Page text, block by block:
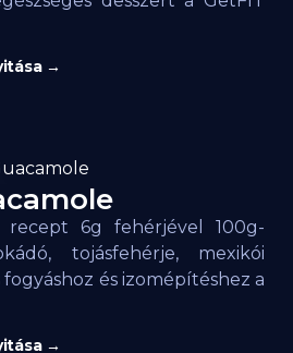
→
recept 6g fehérjével 100g-
tojásfehérje, mexikói
és izomépítéshez a
→